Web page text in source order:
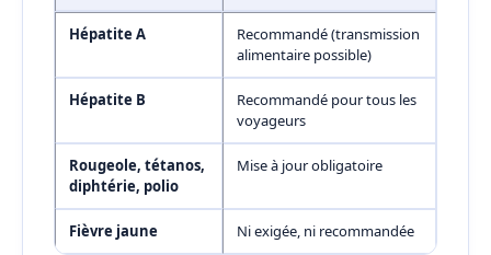
Hépatite A
Recommandé (transmission
alimentaire possible)
Hépatite B
Recommandé pour tous les
voyageurs
Rougeole, tétanos,
diphtérie, polio
Mise à jour obligatoire
Fièvre jaune Ni exigée, ni recommandée